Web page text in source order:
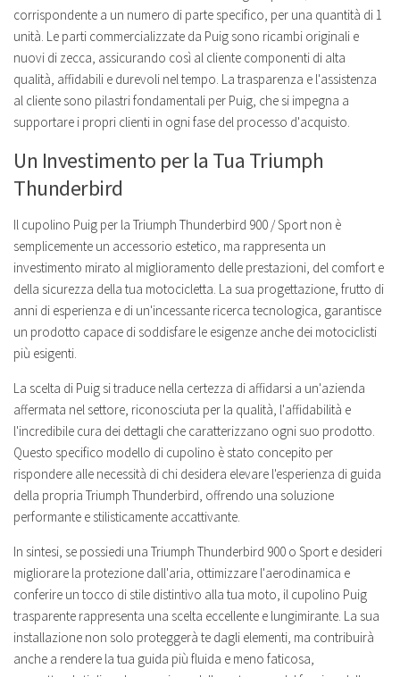
corrispondente a un numero di parte specifico, per una quantità di 1
unità. Le parti commercializzate da Puig sono ricambi originali e
nuovi di zecca, assicurando così al cliente componenti di alta
qualità, affidabili e durevoli nel tempo. La trasparenza e l'assistenza
al cliente sono pilastri fondamentali per Puig, che si impegna a
supportare i propri clienti in ogni fase del processo d'acquisto.
Un Investimento per la Tua Triumph
Thunderbird
Il cupolino Puig per la Triumph Thunderbird 900 / Sport non è
semplicemente un accessorio estetico, ma rappresenta un
investimento mirato al miglioramento delle prestazioni, del comfort e
della sicurezza della tua motocicletta. La sua progettazione, frutto di
anni di esperienza e di un'incessante ricerca tecnologica, garantisce
un prodotto capace di soddisfare le esigenze anche dei motociclisti
più esigenti.
La scelta di Puig si traduce nella certezza di affidarsi a un'azienda
affermata nel settore, riconosciuta per la qualità, l'affidabilità e
l'incredibile cura dei dettagli che caratterizzano ogni suo prodotto.
Questo specifico modello di cupolino è stato concepito per
rispondere alle necessità di chi desidera elevare l'esperienza di guida
della propria Triumph Thunderbird, offrendo una soluzione
performante e stilisticamente accattivante.
In sintesi, se possiedi una Triumph Thunderbird 900 o Sport e desideri
migliorare la protezione dall'aria, ottimizzare l'aerodinamica e
conferire un tocco di stile distintivo alla tua moto, il cupolino Puig
trasparente rappresenta una scelta eccellente e lungimirante. La sua
installazione non solo proteggerà te dagli elementi, ma contribuirà
anche a rendere la tua guida più fluida e meno faticosa,